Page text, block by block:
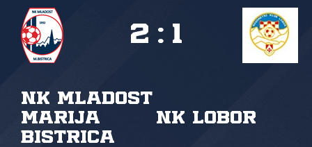
NK Mladost
Marija
Bistrica
NK Lobor
2 : 1